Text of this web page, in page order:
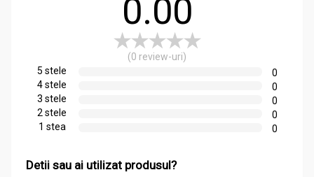
0.00
(0 review-uri)
5 stele
0
4 stele
0
3 stele
0
2 stele
0
1 stea
0
Detii sau ai utilizat produsul?